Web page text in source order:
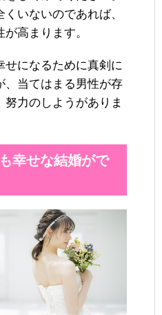
いないのであれば、
高まります。
せになるために真剣に
、当てはまる男性が存
力のしようがありま
幸せな結婚がで